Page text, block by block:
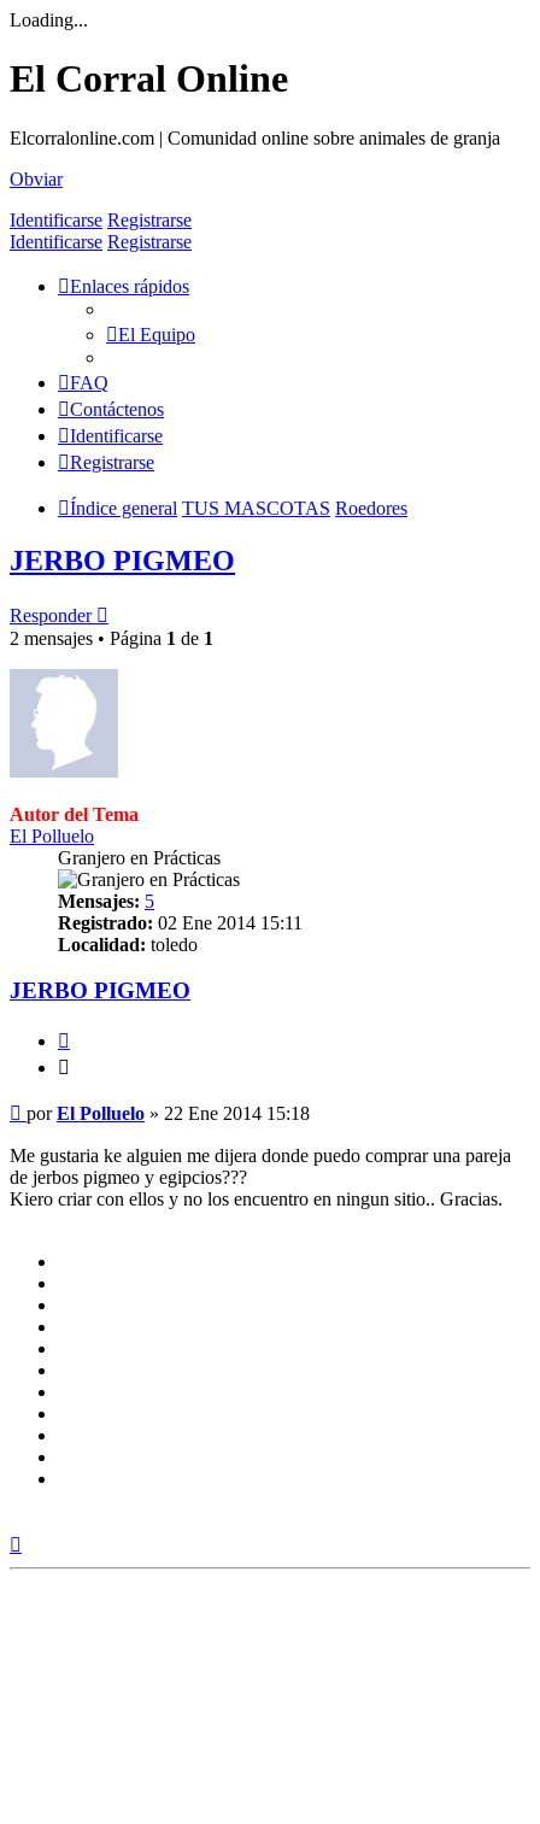
Loading...
El Corral Online
Elcorralonline.com | Comunidad online sobre animales de granja
Obviar
Identificarse Registrarse
Identificarse Registrarse
Enlaces rápidos
El Equipo
FAQ
Contáctenos
Identificarse
Registrarse
Índice general TUS MASCOTAS Roedores
JERBO PIGMEO
Responder
2 mensajes • Página 1 de 1
Autor del Tema
El Polluelo
Granjero en Prácticas
Mensajes: 5
Registrado: 02 Ene 2014 15:11
Localidad: toledo
JERBO PIGMEO
Mensaje
porEl Polluelo » 22 Ene 2014 15:18
Me gustaria ke alguien me dijera donde puedo comprar una pareja
de jerbos pigmeo y egipcios???
Kiero criar con ellos y no los encuentro en ningun sitio.. Gracias.